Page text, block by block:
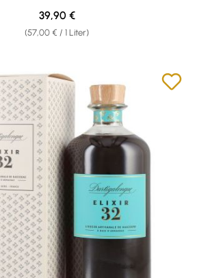
(57,00 € / 1 Liter)
Regulärer Preis:
39,90 €